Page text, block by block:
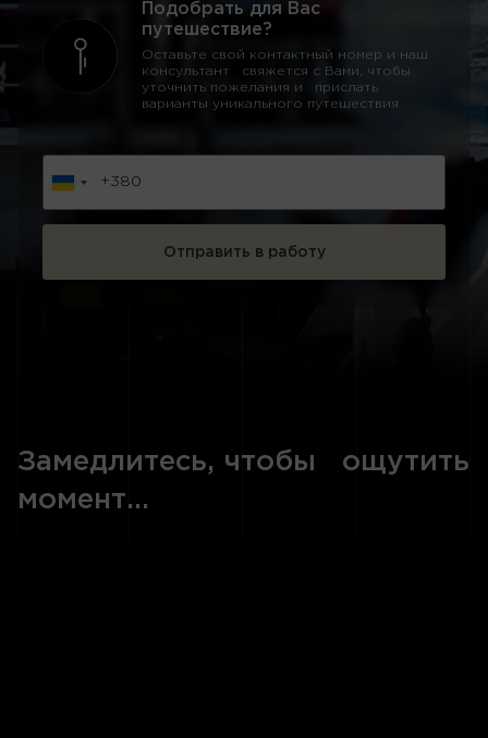
Подобрать для Вас
путешествие?
Оставьте свой контактный номер и наш
консультант свяжется с Вами, чтобы
уточнить пожелания и прислать
варианты уникального путешествия
Замедлитесь, чтобы ощутить
момент...